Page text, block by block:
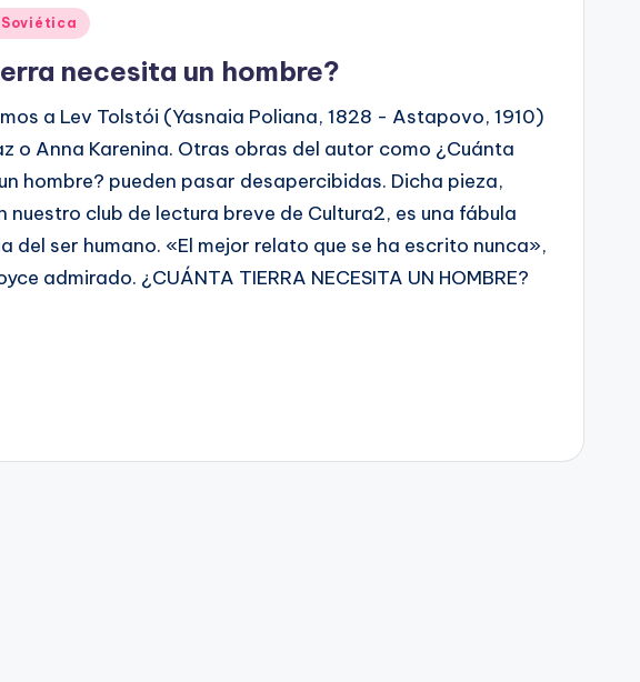
Soviética
necesita un hombre?
a Lev Tolstói (Yasnaia Poliana, 1828 - Astapovo, 1910)
o Anna Karenina. Otras obras del autor como ¿Cuánta
hombre? pueden pasar desapercibidas. Dicha pieza,
club de lectura breve de Cultura2, es una fábula
del ser humano. «El mejor relato que se ha escrito nunca»,
admirado. ¿CUÁNTA TIERRA NECESITA UN HOMBRE?